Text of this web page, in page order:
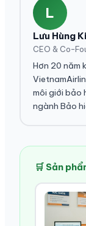
L
Lưu Hùng
CEO & Co-
Hơn 20 năm
môi giới bảo
ngành Bảo
🛒 Sản